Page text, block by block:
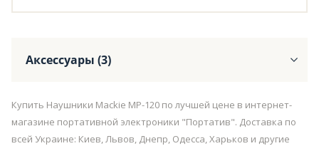
Аксессуары (3)
Купить Наушники Mackie MP-120 по лучшей цене в интернет-
магазине портативной электроники "Портатив". Доставка по
всей Украине: Киев, Львов, Днепр, Одесса, Харьков и другие